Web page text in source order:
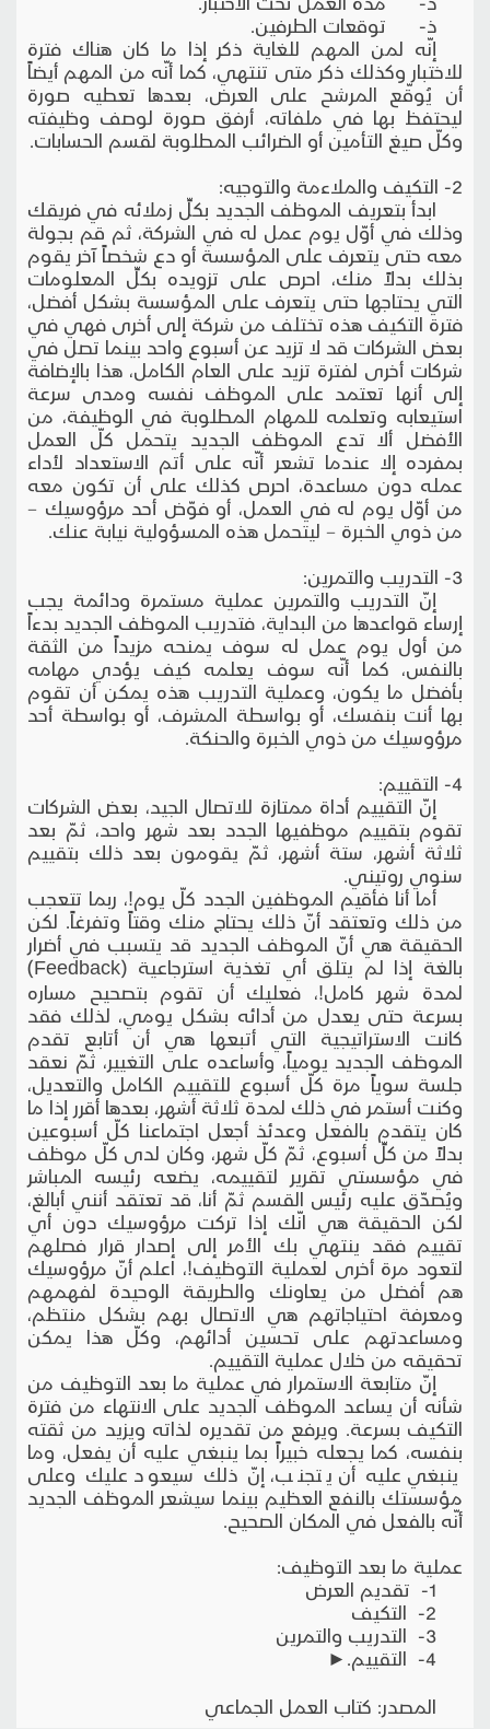
ذ‌- توقعات الطرفين.
إنّه لمن المهم للغاية ذكر إذا ما كان هناك فترة
للاختبار وكذلك ذكر متى تنتهي، كما أنّه من المهم أيضاً
أن يُوقّع المرشح على العرض، بعدها تعطيه صورة
ليحتفظ بها في ملفاته، أرفق صورة لوصف وظيفته
وكلّ صيغ التأمين أو الضرائب المطلوبة لقسم الحسابات.
2- التكيف والملاءمة والتوجيه:
ابدأ بتعريف الموظف الجديد بكلِّ زملائه في فريقك
وذلك في أوّل يوم عمل له في الشركة، ثم قم بجولة
معه حتى يتعرف على المؤسسة أو دع شخصاً آخر يقوم
بذلك بدلاً منك، احرص على تزويده بكلِّ المعلومات
التي يحتاجها حتى يتعرف على المؤسسة بشكل أفضل،
فترة التكيف هذه تختلف من شركة إلى أخرى فهي في
بعض الشركات قد لا تزيد عن أسبوع واحد بينما تصل في
شركات أخرى لفترة تزيد على العام الكامل، هذا بالإضافة
إلى أنها تعتمد على الموظف نفسه ومدى سرعة
استيعابه وتعلمه للمهام المطلوبة في الوظيفة، من
الأفضل ألا تدع الموظف الجديد يتحمل كلّ العمل
بمفرده إلا عندما تشعر أنّه على أتم الاستعداد لأداء
عمله دون مساعدة، احرص كذلك على أن تكون معه
من أوّل يوم له في العمل، أو فوّض أحد مرؤوسيك –
من ذوي الخبرة – ليتحمل هذه المسؤولية نيابة عنك.
3- التدريب والتمرين:
إنّ التدريب والتمرين عملية مستمرة ودائمة يجب
إرساء قواعدها من البداية، فتدريب الموظف الجديد بدءاً
من أول يوم عمل له سوف يمنحه مزيداً من الثقة
بالنفس، كما أنّه سوف يعلمه كيف يؤدي مهامه
بأفضل ما يكون، وعملية التدريب هذه يمكن أن تقوم
بها أنت بنفسك، أو بواسطة المشرف، أو بواسطة أحد
مرؤوسيك من ذوي الخبرة والحنكة.
4- التقييم:
إنّ التقييم أداة ممتازة للاتصال الجيد، بعض الشركات
تقوم بتقييم موظفيها الجدد بعد شهر واحد، ثمّ بعد
ثلاثة أشهر، ستة أشهر، ثمّ يقومون بعد ذلك بتقييم
سنوي روتيني.
أما أنا فأقيم الموظفين الجدد كلّ يوم!، ربما تتعجب
من ذلك وتعتقد أنّ ذلك يحتاج منك وقتاً وتفرغاً. لكن
الحقيقة هي أنّ الموظف الجديد قد يتسبب في أضرار
بالغة إذا لم يتلق أي تغذية استرجاعية (Feedback)
لمدة شهر كامل!، فعليك أن تقوم بتصحيح مساره
بسرعة حتى يعدل من أدائه بشكل يومي، لذلك فقد
كانت الاستراتيجية التي أتبعها هي أن أتابع تقدم
الموظف الجديد يومياً، وأساعده على التغيير، ثمّ نعقد
جلسة سوياً مرة كلّ أسبوع للتقييم الكامل والتعديل،
وكنت أستمر في ذلك لمدة ثلاثة أشهر، بعدها أقرر إذا ما
كان يتقدم بالفعل وعدئذ أجعل اجتماعنا كلّ أسبوعين
بدلاً من كلِّ أسبوع، ثمّ كلّ شهر، وكان لدى كلّ موظف
في مؤسستي تقرير لتقييمه، يضعه رئيسه المباشر
ويُصدّق عليه رئيس القسم ثمّ أنا، قد تعتقد أنني أبالغ،
لكن الحقيقة هي انّك إذا تركت مرؤوسيك دون أي
تقييم فقد ينتهي بك الأمر إلى إصدار قرار فصلهم
لتعود مرة أخرى لعملية التوظيف!، اعلم أنّ مرؤوسيك
هم أفضل من يعاونك والطريقة الوحيدة لفهمهم
ومعرفة احتياجاتهم هي الاتصال بهم بشكل منتظم،
ومساعدتهم على تحسين أدائهم، وكلّ هذا يمكن
تحقيقه من خلال عملية التقييم.
إنّ متابعة الاستمرار في عملية ما بعد التوظيف من
شأنه أن يساعد الموظف الجديد على الانتهاء من فترة
التكيف بسرعة. ويرفع من تقديره لذاته ويزيد من ثقته
بنفسه، كما يجعله خبيراً بما ينبغي عليه أن يفعل، وما
ينبغي عليه أن يتجنب، إنّ ذلك سيعود عليك وعلى
مؤسستك بالنفع العظيم بينما سيشعر الموظف الجديد
أنّه بالفعل في المكان الصحيح.
عملية ما بعد التوظيف:
1- تقديم العرض
2- التكيف
3- التدريب والتمرين
4- التقييم.►
المصدر: كتاب العمل الجماعي